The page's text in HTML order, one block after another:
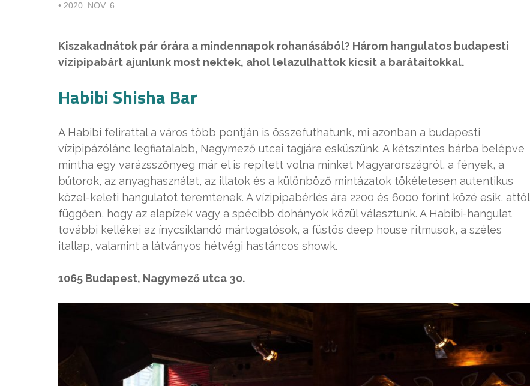
• 2020. NOV. 6.
Kiszakadnátok pár órára a mindennapok rohanásából? Három hangulatos budapesti
vízipipabárt ajunlunk most nektek, ahol lelazulhattok kicsit a barátaitokkal.
Habibi Shisha Bar
A Habibi felirattal a város több pontján is összefuthatunk, mi azonban a budapesti
vízipipázólánc legfiatalabb, Nagymező utcai tagjára esküszünk. A kétszintes bárba belépve
mintha egy varázsszőnyeg már el is repített volna minket Magyarországról, a fények, a
bútorok, az anyaghasználat, az illatok és a különböző mintázatok tökéletesen autentikus
közel-keleti hangulatot teremtenek. A vízipipabérlés ára 2200 és 6000 forint közé esik, attól
függően, hogy az alapízek vagy a spécibb dohányok közül választunk. A Habibi-hangulat
további kellékei az ínycsiklandó mártogatósok, a füstös deep house ritmusok, a széles
itallap, valamint a látványos hétvégi hastáncos showk.
1065 Budapest, Nagymező utca 30.